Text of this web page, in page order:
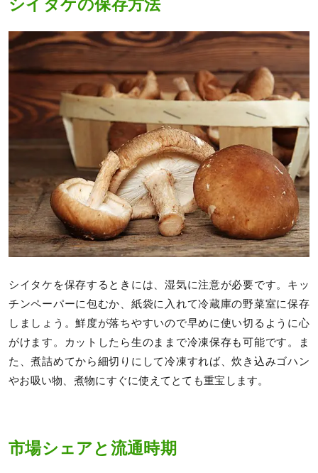
シイタケの保存方法
シイタケを保存するときには、湿気に注意が必要です。キッ
チンペーパーに包むか、紙袋に入れて冷蔵庫の野菜室に保存
しましょう。鮮度が落ちやすいので早めに使い切るように心
がけます。カットしたら生のままで冷凍保存も可能です。ま
た、煮詰めてから細切りにして冷凍すれば、炊き込みゴハン
やお吸い物、煮物にすぐに使えてとても重宝します。
市場シェアと流通時期